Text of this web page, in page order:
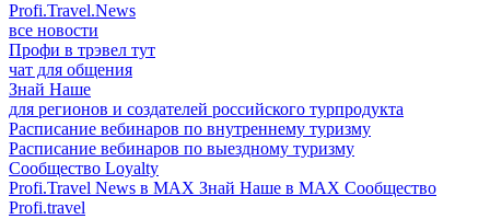
Profi.Travel.News
все новости
Профи в трэвел тут
чат для общения
Знай Наше
для регионов и создателей российского турпродукта
Расписание вебинаров по внутреннему туризму
Расписание вебинаров по выездному туризму
Сообщество Loyalty
Profi.Travel News в MAX Знай Наше в MAX Сообщество
Profi.travel